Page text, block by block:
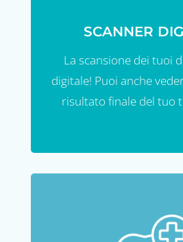
SCANNER
La scansione dei tuoi
digitale! Puoi anche
risultato finale del tuo